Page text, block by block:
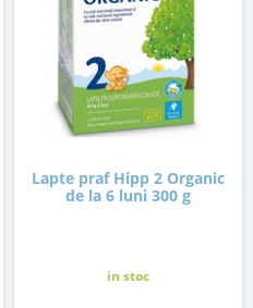
Lapte praf Hipp 2 Organic
de la 6 luni 300 g
in stoc